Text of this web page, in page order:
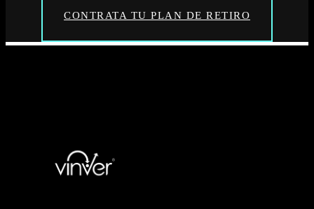
CONTRATA TU PLAN DE RETIRO